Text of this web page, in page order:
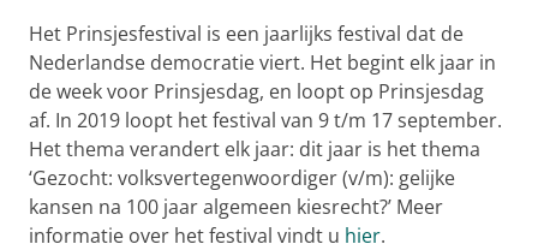
Het Prinsjesfestival is een jaarlijks festival dat de
Nederlandse democratie viert. Het begint elk jaar in
de week voor Prinsjesdag, en loopt op Prinsjesdag
af. In 2019 loopt het festival van 9 t/m 17 september.
Het thema verandert elk jaar: dit jaar is het thema
‘Gezocht: volksvertegenwoordiger (v/m): gelijke
kansen na 100 jaar algemeen kiesrecht?’ Meer
informatie over het festival vindt u hier.